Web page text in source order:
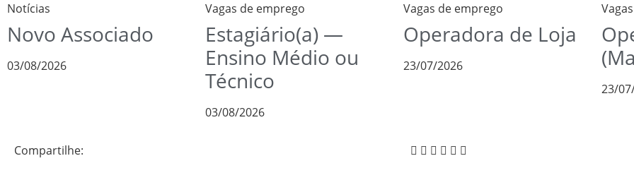
Notícias
Novo Associado
03/08/2026
Vagas de emprego
Estagiário(a) —
Ensino Médio ou
Técnico
03/08/2026
Vagas de emprego
Operadora de Loja
23/07/2026
23/
Compartilhe: